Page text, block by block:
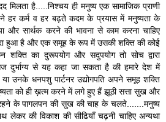
मिलता है.....निश्चय ही मनुष्य एक सामाजिक प्राणी
हर कर्म व हर बढ़ते कदम के प्रयास में मनुष्यता के
सार्थक करने की भावना से काम करना चाहिए
हुआ है और एक समूह के रूप में उसकी शक्ति की कोई
शक्ति का दुरूपयोग और सदुपयोग तो सोच द्वारा
दुर्भाग्य से यह कहा जा सकता है की हमारे देश में
या उनके धनपशु पार्टनर उद्योगपति अपने समूह शक्ति
को ही ख़त्म करने में लगे हुए हैं झूठी सत्ता सुख और
के पागलपन की सुख की चाह के चलते.......मनुष्य
लेकर की विकाश की सीढियाँ चढ़नी चाहिए अन्यथा